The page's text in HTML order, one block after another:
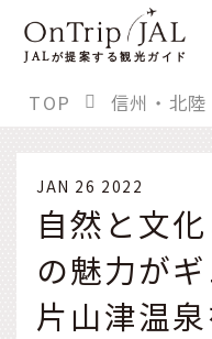
JALが提案する観光ガイド
TOP 信州・北陸
JAN 26 2022
自然と文
の魅力が
片山津温